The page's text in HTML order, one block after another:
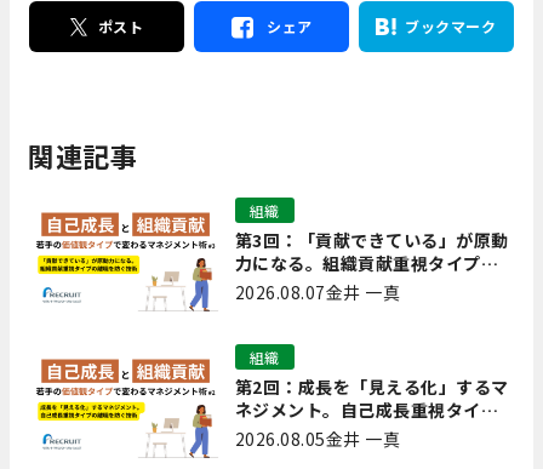
ポスト シェア ブックマーク
関連記事
第3回：「貢献できている」が原動
力になる。組織貢献重視タイプの
離職を防ぐ技術
組織
2026.08.07金井 一真
第2回：成長を「見える化」するマ
ネジメント。自己成長重視タイプ
の離職を防ぐ技術
組織
2026.08.05金井 一真